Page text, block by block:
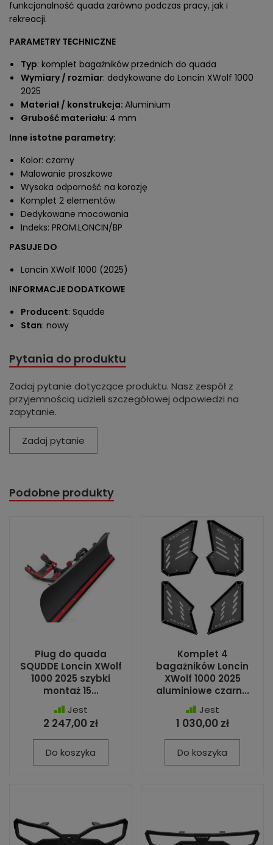
funkcjonalność quada zarówno podczas pracy, jak i
rekreacji.
PARAMETRY TECHNICZNE
Typ: komplet bagażników przednich do quada
Wymiary / rozmiar: dedykowane do Loncin XWolf 1000
2025
Materiał / konstrukcja: Aluminium
Grubość materiału: 4 mm
Inne istotne parametry:
Kolor: czarny
Malowanie proszkowe
Wysoka odporność na korozję
Komplet 2 elementów
Dedykowane mocowania
Indeks: PROM.LONCIN/BP
PASUJE DO
Loncin XWolf 1000 (2025)
INFORMACJE DODATKOWE
Producent: Squdde
Stan: nowy
Pytania do produktu
Zadaj pytanie dotyczące produktu. Nasz zespół z
przyjemnością udzieli szczegółowej odpowiedzi na
zapytanie.
Zadaj pytanie
Podobne produkty
Pług do quada
SQUDDE Loncin XWolf
1000 2025 szybki
montaż 15...
Jest
2 247,00 zł
Do koszyka
Komplet 4
bagażników Loncin
XWolf 1000 2025
aluminiowe czarn...
Jest
1 030,00 zł
Do koszyka